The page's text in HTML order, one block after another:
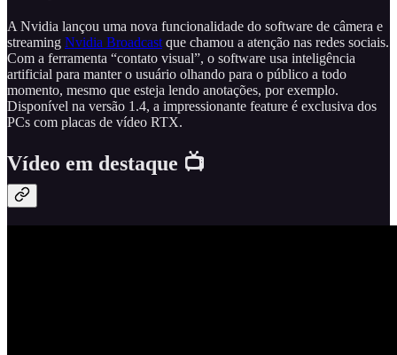
A Nvidia lançou uma nova funcionalidade do software de câmera e
streaming Nvidia Broadcast que chamou a atenção nas redes sociais.
Com a ferramenta “contato visual”, o software usa inteligência
artificial para manter o usuário olhando para o público a todo
momento, mesmo que esteja lendo anotações, por exemplo.
Disponível na versão 1.4, a impressionante feature é exclusiva dos
PCs com placas de vídeo RTX.
Vídeo em destaque 📺